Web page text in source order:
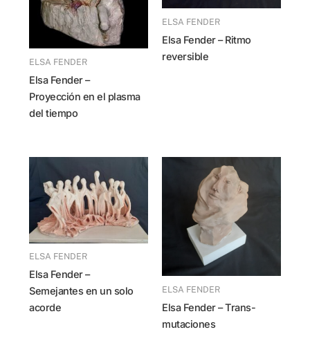
ELSA FENDER
Elsa Fender –
Proyección en el plasma
del tiempo
ELSA FENDER
Elsa Fender – Ritmo
reversible
ELSA FENDER
Elsa Fender –
Semejantes en un solo
acorde
ELSA FENDER
Elsa Fender – Trans-
mutaciones